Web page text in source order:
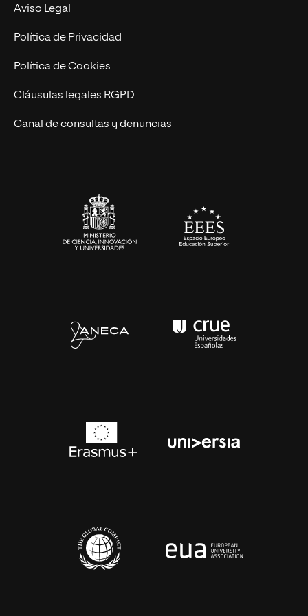
MBA
Marketing y Comunicación
Ingeniería
Diseño
Ciencias de la Salud
Contacto
Aviso Legal
Política de Privacidad
Política de Cookies
Cláusulas legales RGPD
Canal de consultas y denuncias